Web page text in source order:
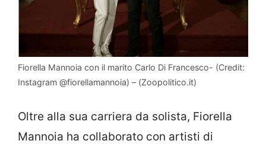
Fiorella Mannoia con il marito Carlo Di Francesco- (Credit:
Instagram @fiorellamannoia) – (Zoopolitico.it)
Oltre alla sua carriera da solista, Fiorella
Mannoia ha collaborato con artisti di